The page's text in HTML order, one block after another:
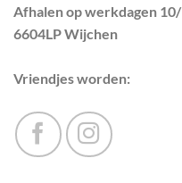
Afhalen op werkdagen
6604LP Wijchen
Vriendjes worden: